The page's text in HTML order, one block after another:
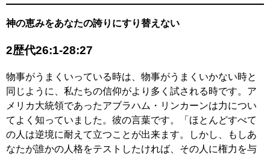
神の恵みをあなたの誇りにすり替えない
2歴代26:1-28:27
物事がうまくいっている時は、物事がうまくいかない時と
同じように、私たちの信仰がより多く試される時です。ア
メリカ大統領であったアブラハム・リンカーンは力につい
てよく知っていました。彼の言葉です。「ほとんどすべて
の人は逆境に耐えて立つことが出来ます。しかし、もしあ
なたが誰かの人格をテストしたければ、その人に権力を与